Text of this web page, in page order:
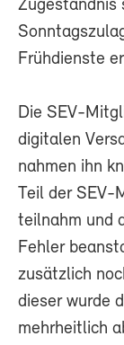
Zugeständnis
Frühdienste
Die SEV-
digitalen
nahmen ihn
Teil der SEV-
teilnahm und
Fehler
zusätzlich
dieser wurde
mehrheitlich